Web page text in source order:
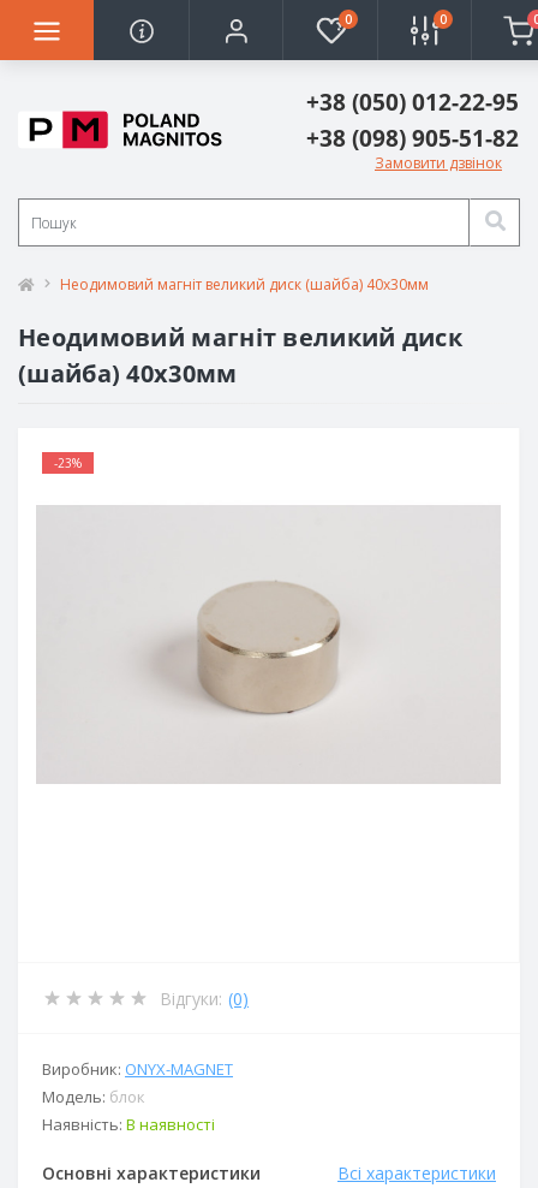
0 0
+38 (050) 012-22-95
+38 (098) 905-51-82
Замовити дзвінок
Неодимовий магніт великий диск (шайба) 40х30мм
Неодимовий магніт великий диск
(шайба) 40х30мм
-23%
Відгуки: (0)
Виробник: ОNYX-MAGNET
Модель: блок
Наявність: В наявності
Основні характеристики
Всі характеристики